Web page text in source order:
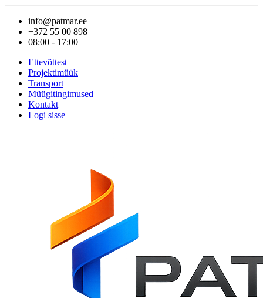
info@patmar.ee
+372 55 00 898
08:00 - 17:00
Ettevõttest
Projektimüük
Transport
Müügitingimused
Kontakt
Logi sisse